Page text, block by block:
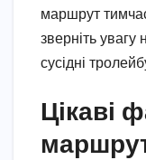
маршрут
зверніть
сусідні
Цікаві